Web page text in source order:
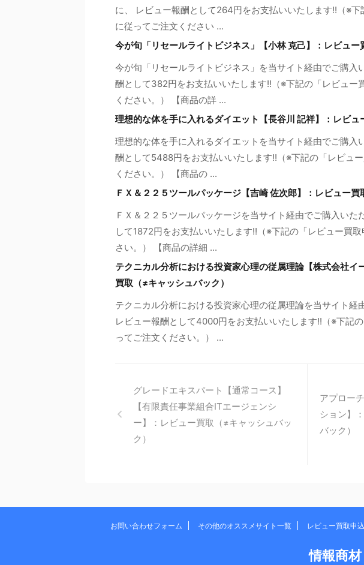
に、 レビュー報酬として264円をお支払いいたします!!（※下
に従ってご注文ください ...
今が旬「リセールライトビジネス」【小林 克己】：レビュー
今が旬「リセールライトビジネス」を当サイト経由でご購入
酬として382円をお支払いいたします!!（※下記の「レビュー
ください。） 【商品の詳 ...
理想的な体を手に入れるダイエット【長谷川 記祥】：レビュ
理想的な体を手に入れるダイエットを当サイト経由でご購入
酬として5488円をお支払いいたします!!（※下記の「レビュ
ください。） 【商品の ...
ＦＸ＆２２５ツールパッケージ【吉崎 佐次郎】：レビュー買
ＦＸ＆２２５ツールパッケージを当サイト経由でご購入いた
して1872円をお支払いいたします!!（※下記の「レビュー買
さい。） 【商品の詳細 ...
テクニカル分析における投資家心理の従属理論【株式会社イ
買取（≠キャッシュバック）
テクニカル分析における投資家心理の従属理論を当サイト経
レビュー報酬として4000円をお支払いいたします!!（※下記
ってご注文ください。） ...
グレードエキスパート【通常コース】
【有限責任事業組合ITエージェンシ
ー】：レビュー買取（≠キャッシュバッ
ク）
アプロー
ション】
バック）
お問い合わせフォーム その他のオススメサイト一覧 レビュー買取申
情報商